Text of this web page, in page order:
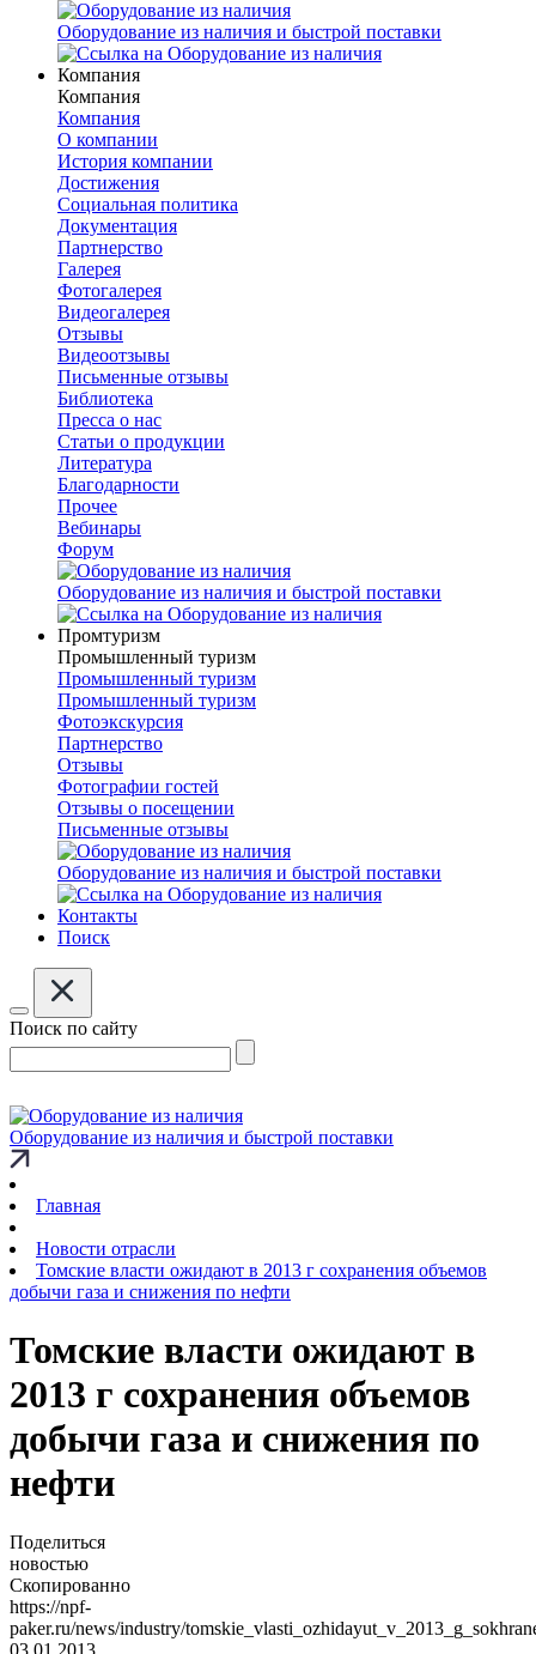
Оборудование из наличия и быстрой поставки
Компания
Компания
Компания
О компании
История компании
Достижения
Социальная политика
Документация
Партнерство
Галерея
Фотогалерея
Видеогалерея
Отзывы
Видеоотзывы
Письменные отзывы
Библиотека
Пресса о нас
Статьи о продукции
Литература
Благодарности
Прочее
Вебинары
Форум
Оборудование из наличия и быстрой поставки
Промтуризм
Промышленный туризм
Промышленный туризм
Промышленный туризм
Фотоэкскурсия
Партнерство
Отзывы
Фотографии гостей
Отзывы о посещении
Письменные отзывы
Оборудование из наличия и быстрой поставки
Контакты
Поиск
Поиск по сайту
Оборудование из наличия и быстрой поставки
Главная
Новости отрасли
Томские власти ожидают в 2013 г сохранения объемов
добычи газа и снижения по нефти
Томские власти ожидают в
2013 г сохранения объемов
добычи газа и снижения по
нефти
Поделиться
новостью
Скопированно
https://npf-
paker.ru/news/industry/
03.01.2013